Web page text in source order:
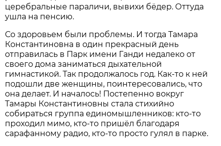
церебральные параличи, вывихи бёдер. Оттуда
ушла на пенсию.
Со здоровьем были проблемы. И тогда Тамара
Константиновна в один прекрасный день
отправилась в Парк имени Ганди недалеко от
своего дома заниматься дыхательной
гимнастикой. Так продолжалось год. Как-то к ней
подошли две женщины, поинтересовались, что
она делает. И началось! Постепенно вокруг
Тамары Константиновны стала стихийно
собираться группа единомышленников: кто-то
проходил мимо, кто-то пришёл благодаря
сарафанному радио, кто-то просто гулял в парке.